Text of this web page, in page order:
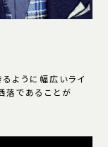
ように幅広いライ
落であることが